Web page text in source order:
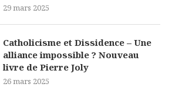
29 mars 2025
Catholicisme et Dissidence – Une
alliance impossible ? Nouveau
livre de Pierre Joly
26 mars 2025